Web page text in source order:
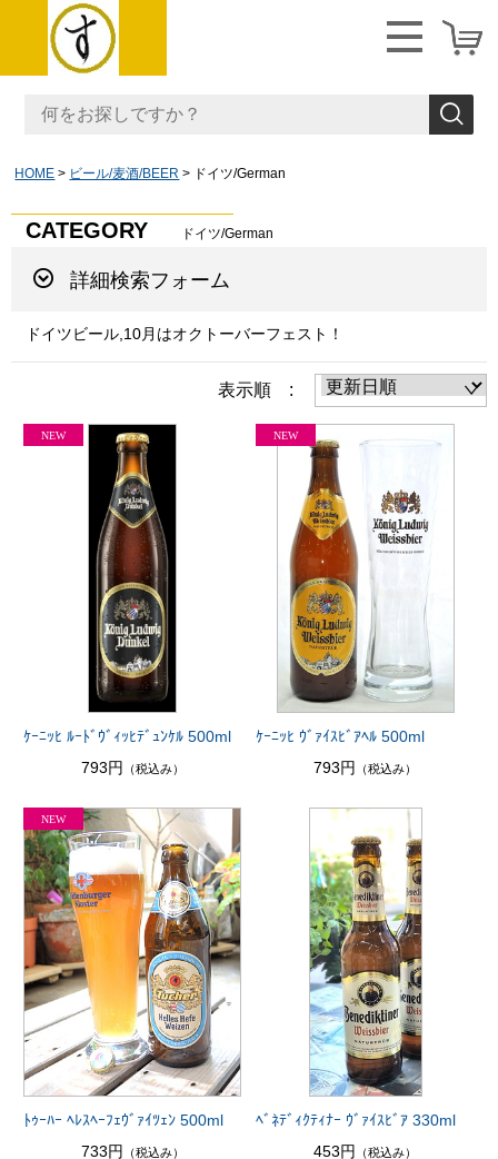
HOME ビール/麦酒/BEER ドイツ/German
CATEGORY ドイツ/German
詳細検索フォーム
ドイツビール,10月はオクトーバーフェスト！
表示順 :
ｹｰﾆｯﾋ ﾙｰﾄﾞｳﾞｨｯﾋﾃﾞｭﾝｹﾙ 500ml
793円
（税込み）
ｹｰﾆｯﾋ ｳﾞｧｲｽﾋﾞｱﾍﾙ 500ml
793円
（税込み）
ﾄｩｰﾊｰ ﾍﾚｽﾍｰﾌｪｳﾞｧｲﾂｪﾝ 500ml
733円
（税込み）
ﾍﾞﾈﾃﾞｨｸﾃｨﾅｰ ｳﾞｧｲｽﾋﾞｱ 330ml
453円
（税込み）